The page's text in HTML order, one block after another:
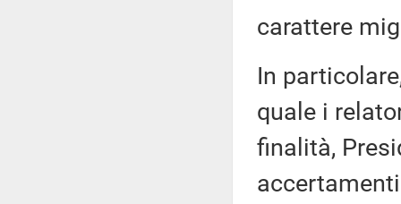
carattere
In
quale i
finalità,